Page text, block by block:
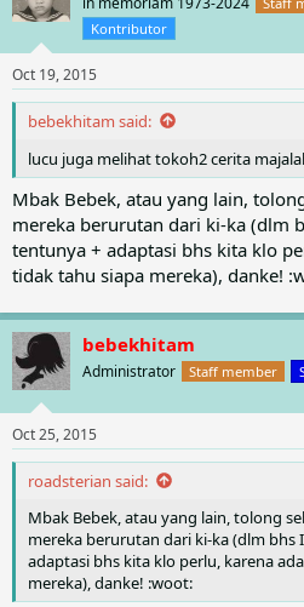
memberi bacaan yang menghibur,
dalam tumbuh kembang anak.
menemani anak dalam bermain
dalam mengembangkan
kreativitas. Mengajak anak
terhadap sesama. Menghargai
bermartabat.
Sambutan hangat dan meluas
Majalah Bobo menjadi majalah
Walaupun gaya dan
perkembangan zaman, visi dan
bermain dan belajar anak. Dan
menyambut masa yang datang.
Bermain dan Belajar.
Berikut adalah nama-nama
Majalah Bobo:
Oke tapi tahukah kalian
komikus yg berjasa
i
n
s
:
Kontributor
Oct 19, 2015
bebekhitam said:
lucu juga melihat tokoh2 cerita
Mbak Bebek, atau yang lain,
mereka berurutan dari ki-ka (dlm
tentunya + adaptasi bhs kita klo
tidak tahu siapa mereka), danke!
bebekhitam
Administrator Staff member
Oct 25, 2015
roadsterian said:
Mbak Bebek, atau yang lain, tolong
mereka berurutan dari ki-ka (dlm
adaptasi bhs kita klo perlu, karena
mereka), danke! :woot: